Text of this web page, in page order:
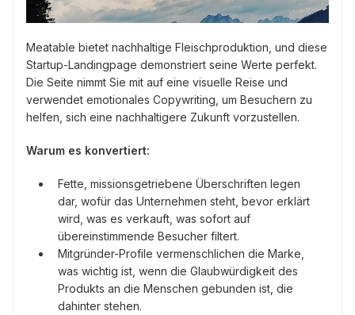
Meatable bietet nachhaltige Fleischproduktion, und diese
Startup-Landingpage demonstriert seine Werte perfekt.
Die Seite nimmt Sie mit auf eine visuelle Reise und
verwendet emotionales Copywriting, um Besuchern zu
helfen, sich eine nachhaltigere Zukunft vorzustellen.
Warum es konvertiert:
Fette, missionsgetriebene Überschriften legen
dar, wofür das Unternehmen steht, bevor erklärt
wird, was es verkauft, was sofort auf
übereinstimmende Besucher filtert.
Mitgründer-Profile vermenschlichen die Marke,
was wichtig ist, wenn die Glaubwürdigkeit des
Produkts an die Menschen gebunden ist, die
dahinter stehen.